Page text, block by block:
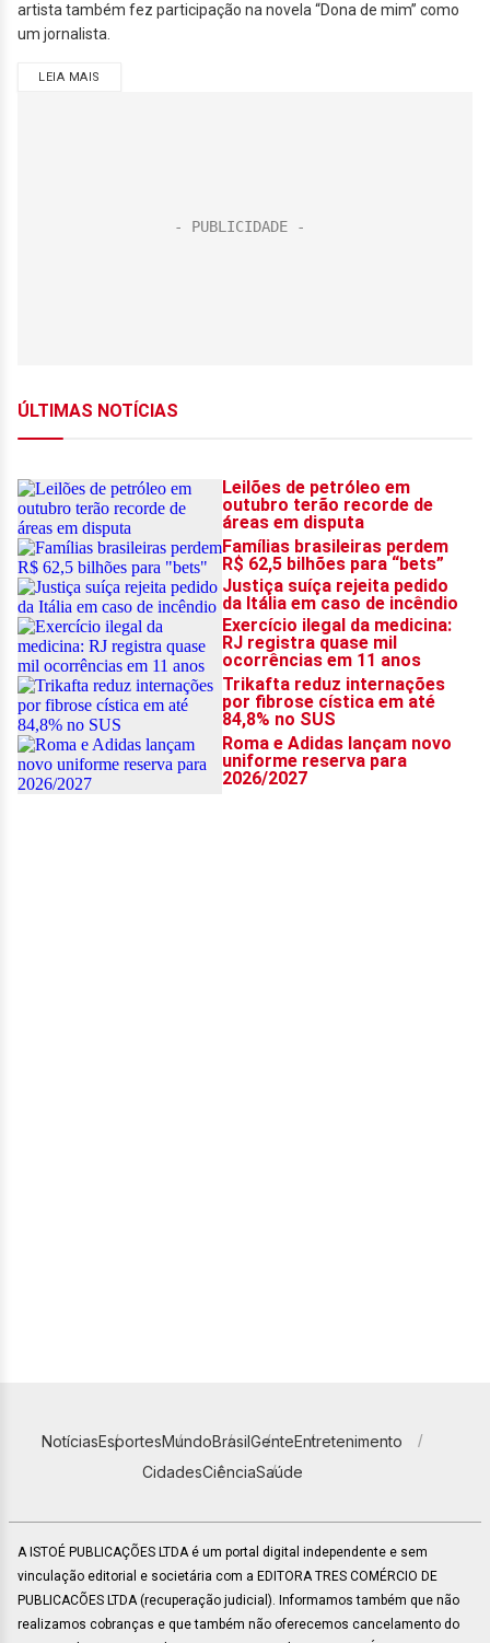
artista também fez participação na novela “Dona de mim” como
um jornalista.
LEIA MAIS
NotíciasEsportesMundoBrasilGenteEntretenimento
CidadesCiênciaSaúde
A ISTOÉ PUBLICAÇÕES LTDA é um portal digital independente e sem
vinculação editorial e societária com a EDITORA TRES COMÉRCIO DE
PUBLICACÕES LTDA (recuperação judicial). Informamos também que não
realizamos cobranças e que também não oferecemos cancelamento do